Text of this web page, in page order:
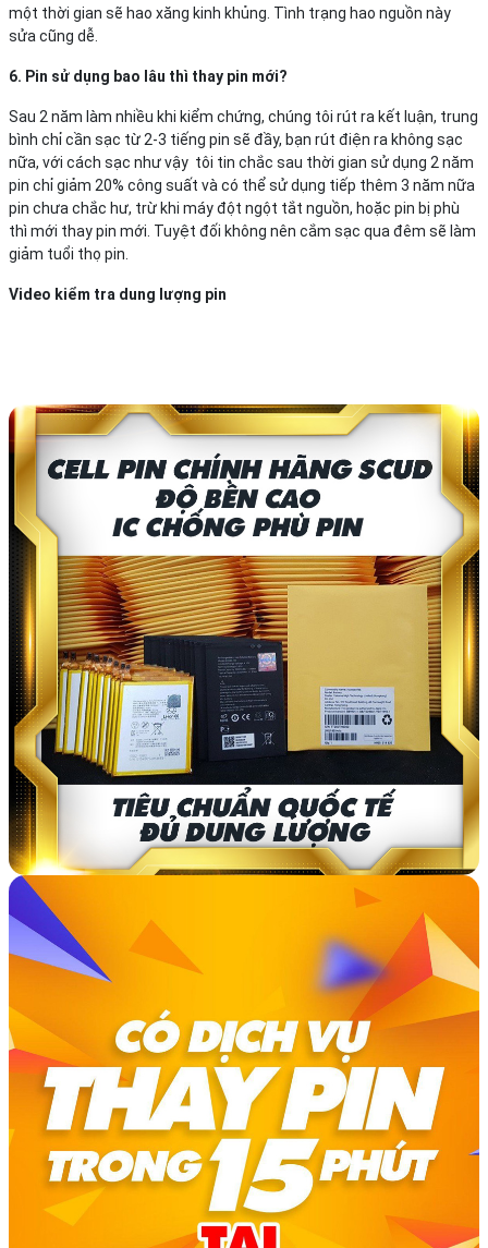
một thời gian sẽ hao xăng kinh khủng. Tình trạng hao nguồn này
sửa cũng dễ.
6. Pin sử dụng bao lâu thì thay pin mới?
Sau 2 năm làm nhiều khi kiểm chứng, chúng tôi rút ra kết luận, trung
bình chỉ cần sạc từ 2-3 tiếng pin sẽ đầy, bạn rút điện ra không sạc
nữa, với cách sạc như vậy tôi tin chắc sau thời gian sử dụng 2 năm
pin chỉ giảm 20% công suất và có thể sử dụng tiếp thêm 3 năm nữa
pin chưa chắc hư, trừ khi máy đột ngột tắt nguồn, hoặc pin bị phù
thì mới thay pin mới. Tuyệt đối không nên cắm sạc qua đêm sẽ làm
giảm tuổi thọ pin.
Video kiểm tra dung lượng pin